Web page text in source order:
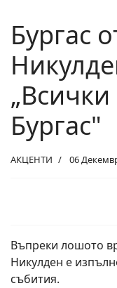
Бургас
Бургас"
АКЦЕНТИ 06
Въпреки лошото
Никулден е
събития.